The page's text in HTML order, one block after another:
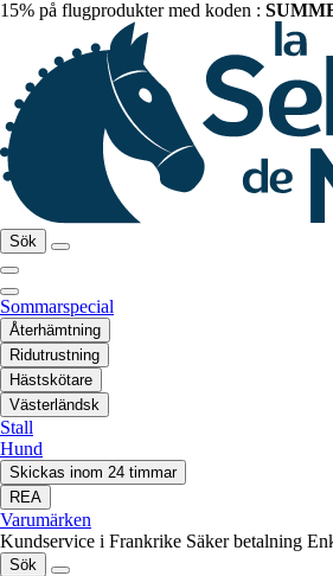
15% på flugprodukter med koden :
Sök
Sommarspecial
Återhämtning
Ridutrustning
Hästskötare
Västerländsk
Stall
Hund
Skickas inom 24 timmar
REA
Varumärken
Kundservice i Frankrike Säker betalning
Sök